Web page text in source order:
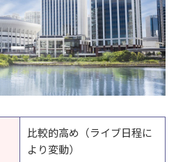
比較的高め（ライブ日程に
より変動）